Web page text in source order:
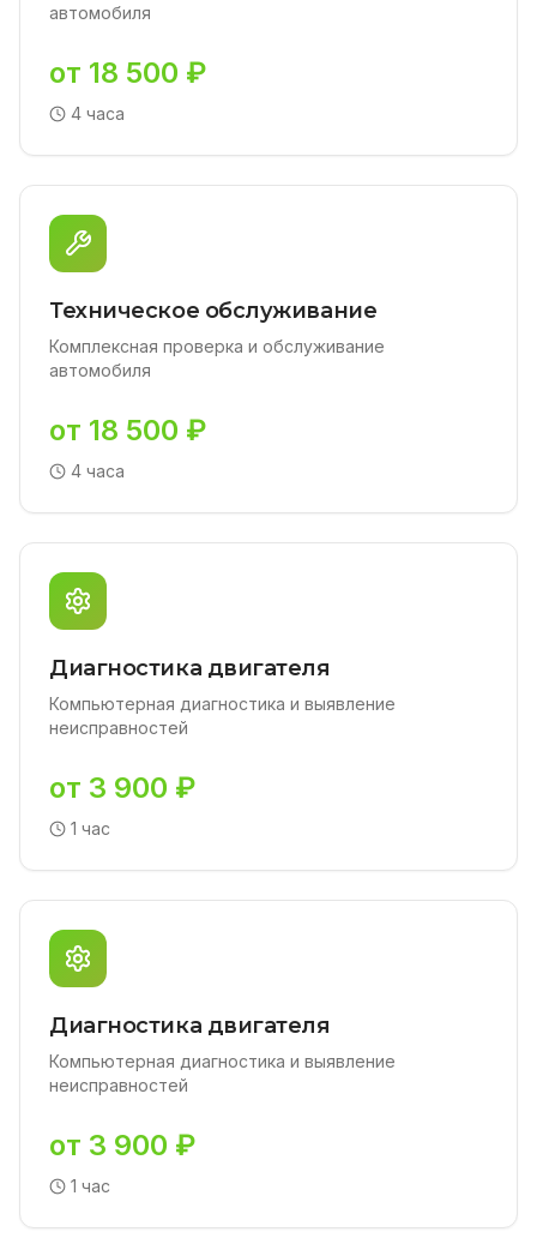
автомобиля
от 18 500 ₽
4 часа
Техническое обслуживание
Комплексная проверка и обслуживание
автомобиля
от 18 500 ₽
4 часа
Диагностика двигателя
Компьютерная диагностика и выявление
неисправностей
от 3 900 ₽
1 час
Диагностика двигателя
Компьютерная диагностика и выявление
неисправностей
от 3 900 ₽
1 час